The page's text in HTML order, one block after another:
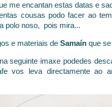
me encantan estas datas e
cousas podo facer ao
polo noso, pois mira...
e materiais de Samaínque se
seguinte imaxe podedes
vos leva directamente ao